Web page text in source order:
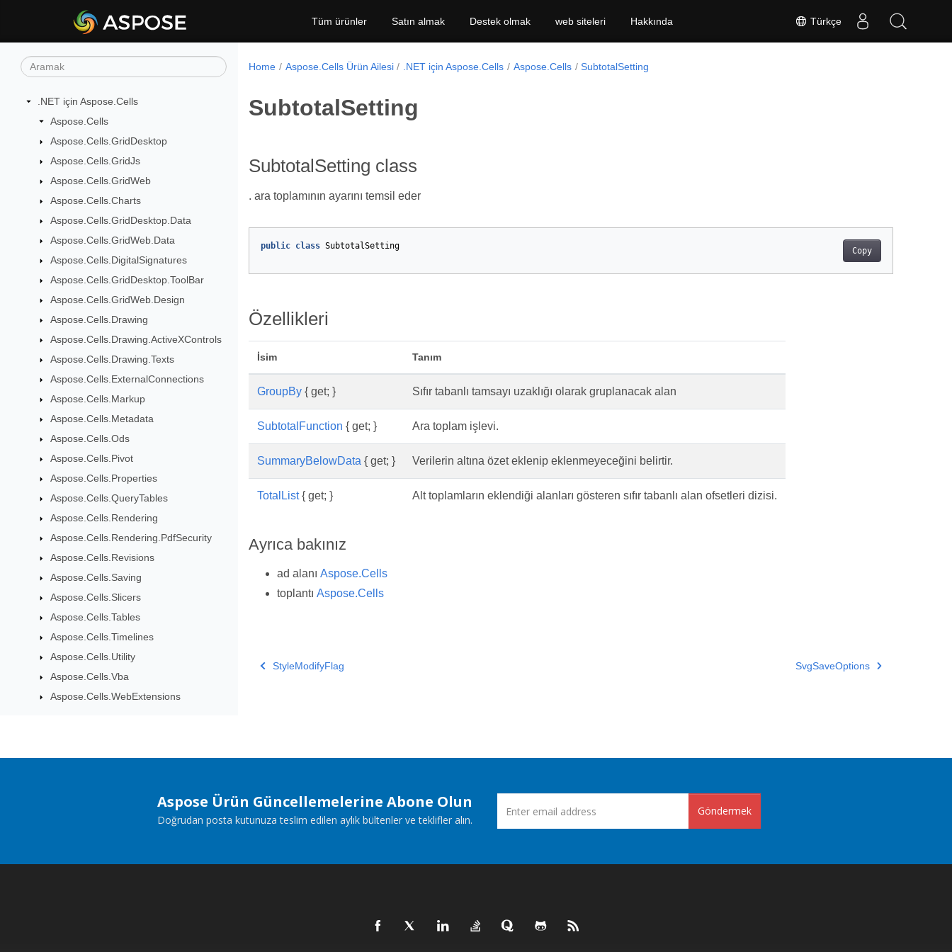
Türkçe
Tüm ürünler Satın almak Destek olmak web siteleri Hakkında
.NET için Aspose.Cells
Aspose.Cells
Aspose.Cells.GridDesktop
Aspose.Cells.GridJs
Aspose.Cells.GridWeb
Aspose.Cells.Charts
Aspose.Cells.GridDesktop.Data
Aspose.Cells.GridWeb.Data
Aspose.Cells.DigitalSignatures
Aspose.Cells.GridDesktop.ToolBar
Aspose.Cells.GridWeb.Design
Aspose.Cells.Drawing
Aspose.Cells.Drawing.ActiveXControls
Aspose.Cells.Drawing.Texts
Aspose.Cells.ExternalConnections
Aspose.Cells.Markup
Aspose.Cells.Metadata
Aspose.Cells.Ods
Aspose.Cells.Pivot
Aspose.Cells.Properties
Aspose.Cells.QueryTables
Aspose.Cells.Rendering
Aspose.Cells.Rendering.PdfSecurity
Aspose.Cells.Revisions
Aspose.Cells.Saving
Aspose.Cells.Slicers
Aspose.Cells.Tables
Aspose.Cells.Timelines
Aspose.Cells.Utility
Aspose.Cells.Vba
Aspose.Cells.WebExtensions
Home Aspose.Cells Ürün Ailesi .NET için Aspose.Cells Aspose.Cells SubtotalSetting
SubtotalSetting
SubtotalSetting class
. ara toplamının ayarını temsil eder
Copy
public class SubtotalSetting
Özellikleri
İsim Tanım
GroupBy { get; } Sıfır tabanlı tamsayı uzaklığı olarak gruplanacak alan
SubtotalFunction { get; } Ara toplam işlevi.
SummaryBelowData { get; } Verilerin altına özet eklenip eklenmeyeceğini belirtir.
TotalList{ get; } Alt toplamların eklendiği alanları gösteren sıfır tabanlı alan ofsetleri dizisi.
Ayrıca bakınız
ad alanı Aspose.Cells
toplantı Aspose.Cells
StyleModifyFlag SvgSaveOptions
Aspose Ürün Güncellemelerine Abone Olun
Doğrudan posta kutunuza teslim edilen aylık bültenler ve teklifler alın.
Göndermek